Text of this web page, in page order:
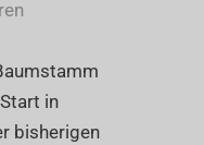
in
bisherigen